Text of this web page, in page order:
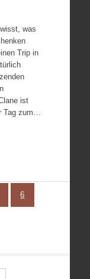
was
Trip in
ist
Tag zum…
6